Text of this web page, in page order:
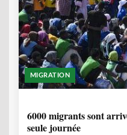
MIGRATION
6000 migrants sont
seule journée